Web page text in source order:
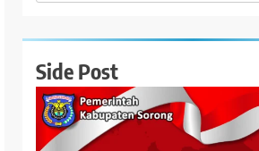
Side Post